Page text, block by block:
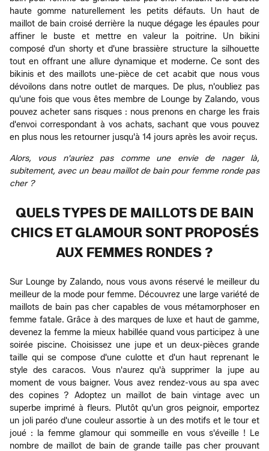
haute gomme naturellement les petits défauts. Un haut de
maillot de bain croisé derrière la nuque dégage les épaules pour
affiner le buste et mettre en valeur la poitrine. Un bikini
composé d'un shorty et d'une brassière structure la silhouette
tout en offrant une allure dynamique et moderne. Ce sont des
bikinis et des maillots une-pièce de cet acabit que nous vous
dévoilons dans notre outlet de marques. De plus, n'oubliez pas
qu'une fois que vous êtes membre de Lounge by Zalando, vous
pouvez acheter sans risques : nous prenons en charge les frais
d'envoi correspondant à vos achats, sachant que vous pouvez
en plus nous les retourner jusqu'à 14 jours après les avoir reçus.
Alors, vous n'auriez pas comme une envie de nager là,
subitement, avec un beau maillot de bain pour femme ronde pas
cher ?
QUELS TYPES DE MAILLOTS DE BAIN
CHICS ET GLAMOUR SONT PROPOSÉS
AUX FEMMES RONDES ?
Sur Lounge by Zalando, nous vous avons réservé le meilleur du
meilleur de la mode pour femme. Découvrez une large variété de
maillots de bain pas cher capables de vous métamorphoser en
femme fatale. Grâce à des marques de luxe et haut de gamme,
devenez la femme la mieux habillée quand vous participez à une
soirée piscine. Choisissez une jupe et un deux-pièces grande
taille qui se compose d'une culotte et d'un haut reprenant le
style des caracos. Vous n'aurez qu'à supprimer la jupe au
moment de vous baigner. Vous avez rendez-vous au spa avec
des copines ? Adoptez un maillot de bain vintage avec un
superbe imprimé à fleurs. Plutôt qu'un gros peignoir, emportez
un joli paréo d'une couleur assortie à un des motifs et le tour et
joué : la femme glamour qui sommeille en vous s'éveille ! Le
nombre de maillot de bain de grande taille pas cher prouvant